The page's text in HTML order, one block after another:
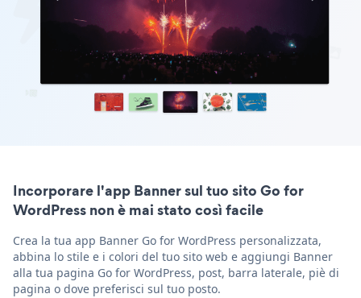
Incorporare l'app Banner sul tuo sito Go for
WordPress non è mai stato così facile
Crea la tua app Banner Go for WordPress personalizzata,
abbina lo stile e i colori del tuo sito web e aggiungi Banner
alla tua pagina Go for WordPress, post, barra laterale, piè di
pagina o dove preferisci sul tuo posto.